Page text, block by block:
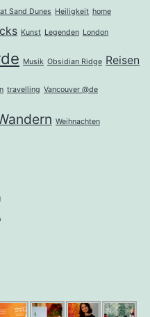
Sand Dunes Heiligkeit home
Kunst Legenden London
Musik Obsidian Ridge Reisen
travelling Vancouver @de
Weihnachten